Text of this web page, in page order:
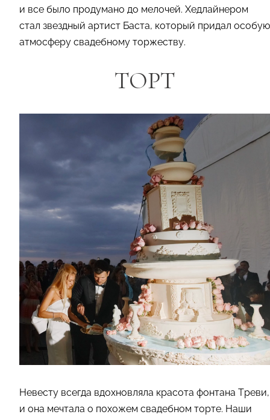
и все было продумано до мелочей. Хедлайнером
стал звездный артист Баста, который придал особую
атмосферу свадебному торжеству.
ТОРТ
Невесту всегда вдохновляла красота фонтана Треви,
и она мечтала о похожем свадебном торте. Наши